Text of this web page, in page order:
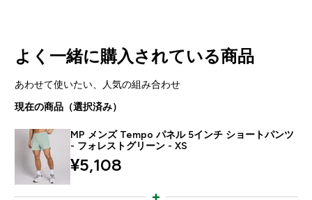
よく一緒に購入されている商品
あわせて使いたい、人気の組み合わせ
現在の商品（選択済み）
MP メンズ Tempo パネル 5インチ ショートパンツ
- フォレストグリーン - XS
¥5,108‎